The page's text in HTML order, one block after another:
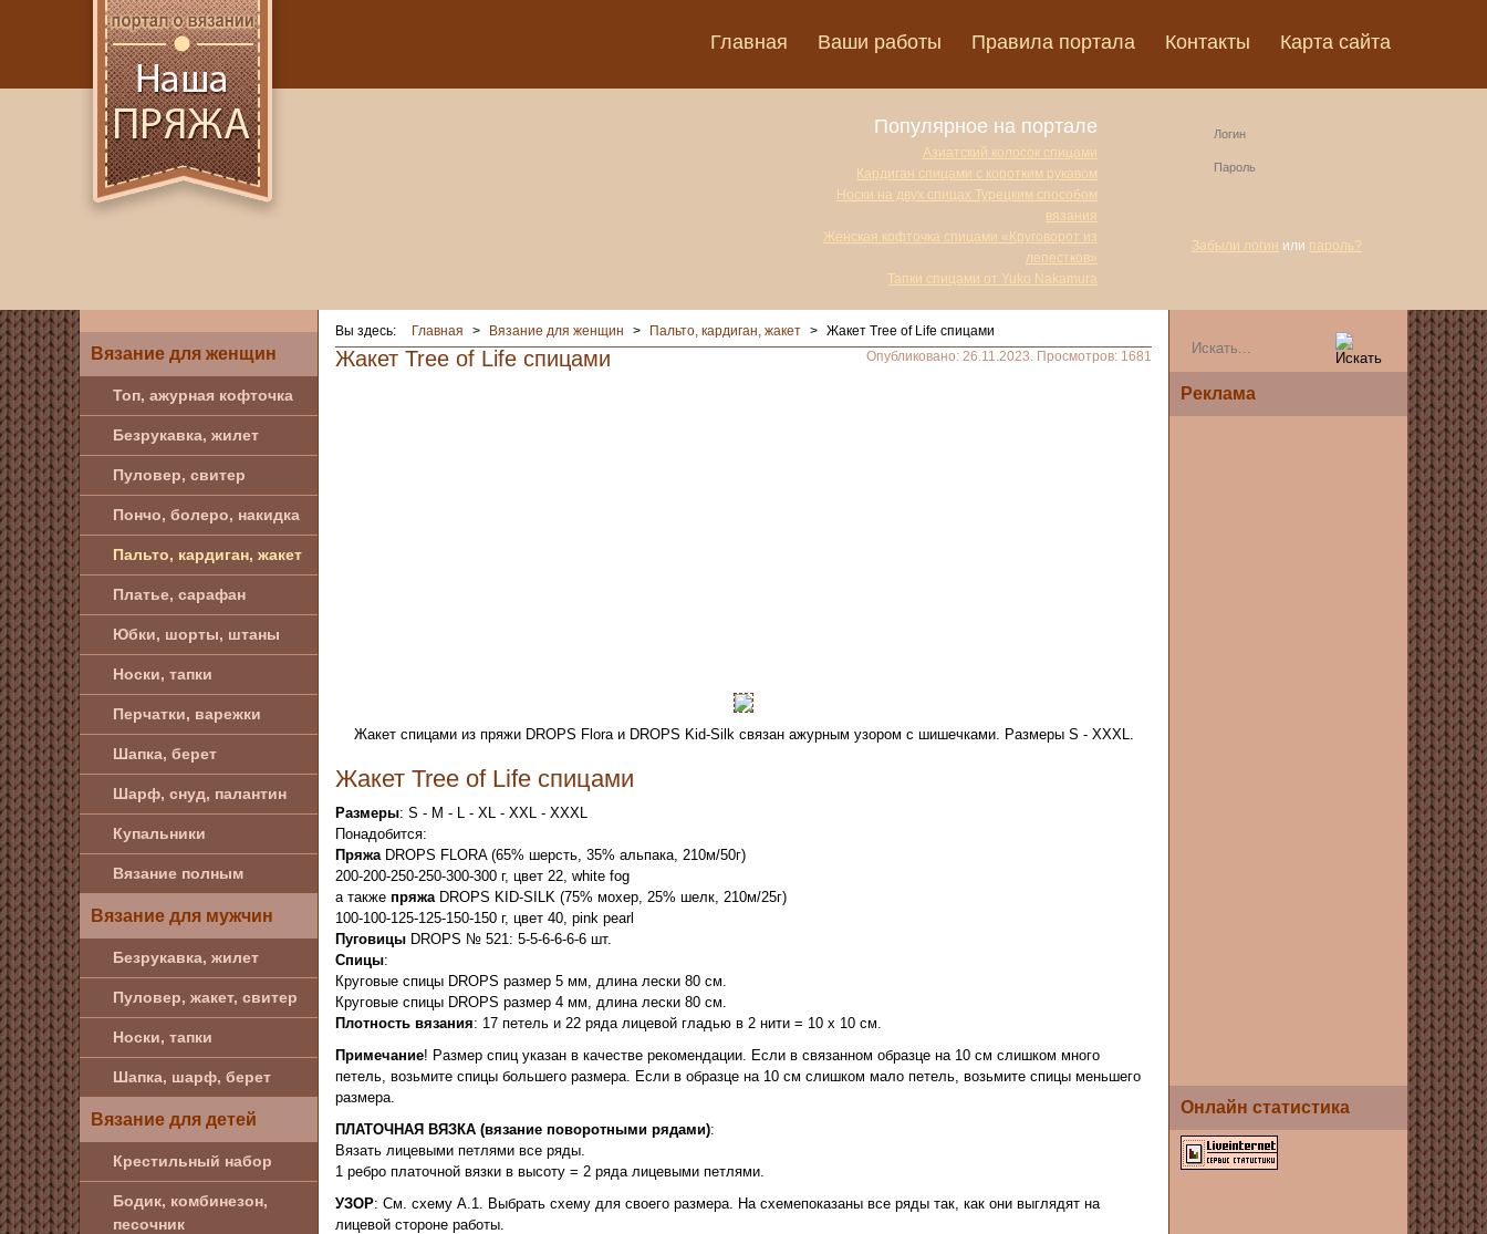
Главная Ваши работы Правила портала Контакты Карта сайта
Популярное на портале
Азиатский колосок спицами
Кардиган спицами с коротким рукавом
Носки на двух спицах Турецким способом
вязания
Женская кофточка спицами «Круговорот из
лепестков»
Тапки спицами от Yuko Nakamura
Забыли логин или пароль?
Вязание для женщин
Топ, ажурная кофточка
Безрукавка, жилет
Пуловер, свитер
Пончо, болеро, накидка
Пальто, кардиган, жакет
Платье, сарафан
Юбки, шорты, штаны
Носки, тапки
Перчатки, варежки
Шапка, берет
Шарф, снуд, палантин
Купальники
Вязание полным
Вязание для мужчин
Безрукавка, жилет
Пуловер, жакет, свитер
Носки, тапки
Шапка, шарф, берет
Вязание для детей
Крестильный набор
Бодик, комбинезон,
песочник
Вы здесь: Главная > Вязание для женщин > Пальто, кардиган, жакет > Жакет Tree of Life спицами
Жакет Tree of Life спицами Опубликовано: 26.11.2023. Просмотров: 1681
Жакет спицами из пряжи DROPS Flora и DROPS Kid-Silk связан ажурным узором с шишечками. Размеры S - XXXL.
Жакет Tree of Life спицами
Размеры: S - M - L - XL - XXL - XXXL
Понадобится:
Пряжа DROPS FLORA (65% шерсть, 35% альпака, 210м/50г)
200-200-250-250-300-300 г, цвет 22, white fog
а также пряжа DROPS KID-SILK (75% мохер, 25% шелк, 210м/25г)
100-100-125-125-150-150 г, цвет 40, pink pearl
Пуговицы DROPS № 521: 5-5-6-6-6-6 шт.
Спицы:
Круговые спицы DROPS размер 5 мм, длина лески 80 см.
Круговые спицы DROPS размер 4 мм, длина лески 80 см.
Плотность вязания: 17 петель и 22 ряда лицевой гладью в 2 нити = 10 х 10 см.
Примечание! Размер спиц указан в качестве рекомендации. Если в связанном образце на 10 см слишком много
петель, возьмите спицы большего размера. Если в образце на 10 см слишком мало петель, возьмите спицы меньшего
размера.
ПЛАТОЧНАЯ ВЯЗКА (вязание поворотными рядами):
Вязать лицевыми петлями все ряды.
1 ребро платочной вязки в высоту = 2 ряда лицевыми петлями.
УЗОР: См. схему А.1. Выбрать схему для своего размера. На схемепоказаны все ряды так, как они выглядят на
лицевой стороне работы.
Реклама
Онлайн статистика